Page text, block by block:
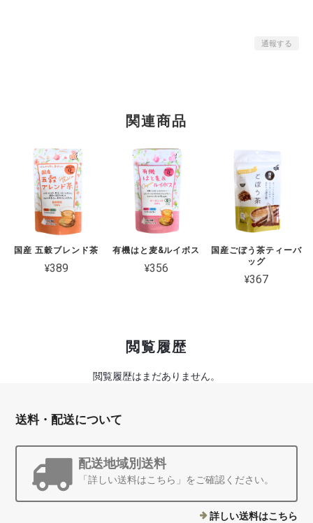
通報する
関連商品
国産 五穀ブレンド茶
¥389
有機はと麦&ルイボス
¥356
国産ごぼう茶ティーバ
ッグ
¥367
閲覧履歴
閲覧履歴はまだありません。
送料・配送について
配送地域別送料
「詳しい送料はこちら」をご確認ください。
詳しい送料はこちら